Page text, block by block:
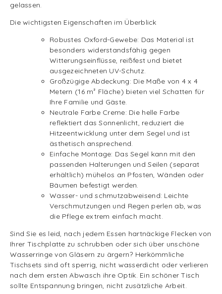
gelassen.
Die wichtigsten Eigenschaften im Überblick
Robustes Oxford-Gewebe: Das Material ist
besonders widerstandsfähig gegen
Witterungseinflüsse, reißfest und bietet
ausgezeichneten UV-Schutz.
Großzügige Abdeckung: Die Maße von 4 x 4
Metern (16 m² Fläche) bieten viel Schatten für
Ihre Familie und Gäste.
Neutrale Farbe Creme: Die helle Farbe
reflektiert das Sonnenlicht, reduziert die
Hitzeentwicklung unter dem Segel und ist
ästhetisch ansprechend.
Einfache Montage: Das Segel kann mit den
passenden Halterungen und Seilen (separat
erhältlich) mühelos an Pfosten, Wänden oder
Bäumen befestigt werden.
Wasser- und schmutzabweisend: Leichte
Verschmutzungen und Regen perlen ab, was
die Pflege extrem einfach macht.
Sind Sie es leid, nach jedem Essen hartnäckige Flecken von
Ihrer Tischplatte zu schrubben oder sich über unschöne
Wasserringe von Gläsern zu ärgern? Herkömmliche
Tischsets sind oft sperrig, nicht wasserdicht oder verlieren
nach dem ersten Abwasch ihre Optik. Ein schöner Tisch
sollte Entspannung bringen, nicht zusätzliche Arbeit.